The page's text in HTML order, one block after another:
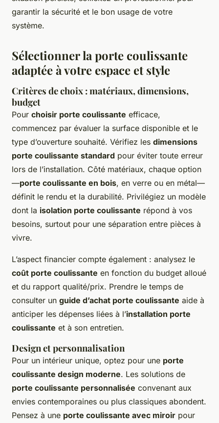
garantir la sécurité et le bon usage de votre
système.
Sélectionner la porte coulissante
adaptée à votre espace et style
Critères de choix : matériaux, dimensions,
budget
Pour choisir porte coulissante efficace,
commencez par évaluer la surface disponible et le
type d’ouverture souhaité. Vérifiez les dimensions
porte coulissante standard pour éviter toute erreur
lors de l’installation. Côté matériaux, chaque option
—porte coulissante en bois, en verre ou en métal—
définit le rendu et la durabilité. Privilégiez un modèle
dont la isolation porte coulissante répond à vos
besoins, surtout pour une séparation entre pièces à
vivre.
L’aspect financier compte également : analysez le
coût porte coulissante en fonction du budget alloué
et du rapport qualité/prix. Prendre le temps de
consulter un guide d’achat porte coulissante aide à
anticiper les dépenses liées à l’installation porte
coulissante et à son entretien.
Design et personnalisation
Pour un intérieur unique, optez pour une porte
coulissante design moderne. Les solutions de
porte coulissante personnalisée convenant aux
envies contemporaines ou plus classiques abondent.
Pensez à une porte coulissante avec miroir pour